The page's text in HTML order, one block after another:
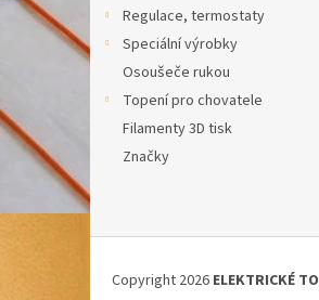
Regulace, termostaty
Speciální výrobky
Osoušeče rukou
Topení pro chovatele
Filamenty 3D tisk
Značky
Copyright 2026 ELEKTRICKÉ